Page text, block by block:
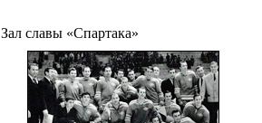
Зал славы «Спартака»